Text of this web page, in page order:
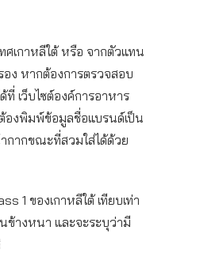
ศเกาหลีใต้ หรือ จากตัวแทน
ง หากต้องการตรวจสอบ
เว็บไซต์องค์การอาหาร
องพิมพ์ข้อมูลชื่อแบรนด์เป็น
กากขณะที่สวมใส่ได้ด้วย
1 ของเกาหลีใต้ เทียบเท่า
ข้างหนา และจะระบุว่ามี